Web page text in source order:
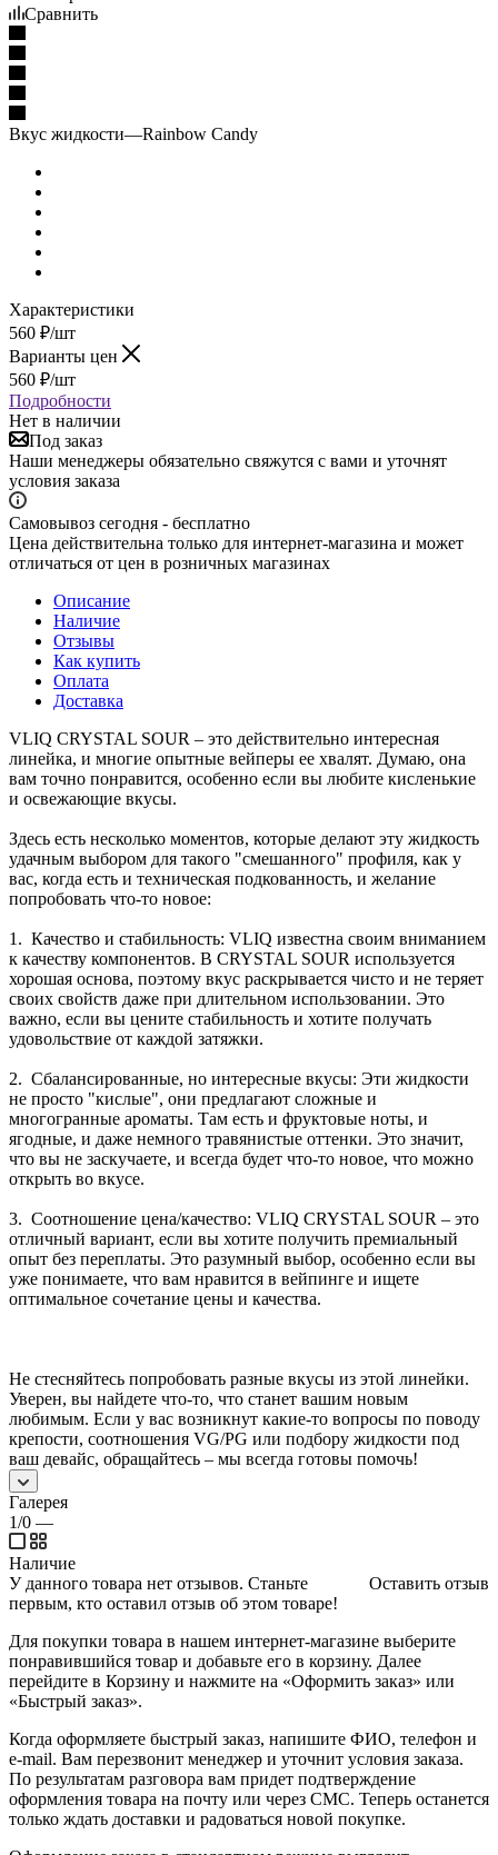
Сравнить
Вкус жидкости—Rainbow Candy
Характеристики
560 ₽/шт
Варианты цен
560 ₽/шт
Подробности
Нет в наличии
Под заказ
Наши менеджеры обязательно свяжутся с вами и уточнят
условия заказа
Самовывоз сегодня - бесплатно
Цена действительна только для интернет-магазина и может
отличаться от цен в розничных магазинах
Описание
Наличие
Отзывы
Как купить
Оплата
Доставка
VLIQ CRYSTAL SOUR – это действительно интересная
линейка, и многие опытные вейперы ее хвалят. Думаю, она
вам точно понравится, особенно если вы любите кисленькие
и освежающие вкусы.
Здесь есть несколько моментов, которые делают эту жидкость
удачным выбором для такого "смешанного" профиля, как у
вас, когда есть и техническая подкованность, и желание
попробовать что-то новое:
1. Качество и стабильность: VLIQ известна своим вниманием
к качеству компонентов. В CRYSTAL SOUR используется
хорошая основа, поэтому вкус раскрывается чисто и не теряет
своих свойств даже при длительном использовании. Это
важно, если вы цените стабильность и хотите получать
удовольствие от каждой затяжки.
2. Сбалансированные, но интересные вкусы: Эти жидкости
не просто "кислые", они предлагают сложные и
многогранные ароматы. Там есть и фруктовые ноты, и
ягодные, и даже немного травянистые оттенки. Это значит,
что вы не заскучаете, и всегда будет что-то новое, что можно
открыть во вкусе.
3. Соотношение цена/качество: VLIQ CRYSTAL SOUR – это
отличный вариант, если вы хотите получить премиальный
опыт без переплаты. Это разумный выбор, особенно если вы
уже понимаете, что вам нравится в вейпинге и ищете
оптимальное сочетание цены и качества.
Не стесняйтесь попробовать разные вкусы из этой линейки.
Уверен, вы найдете что-то, что станет вашим новым
любимым. Если у вас возникнут какие-то вопросы по поводу
крепости, соотношения VG/PG или подбору жидкости под
ваш девайс, обращайтесь – мы всегда готовы помочь!
Галерея
1/0 —
Наличие
Оставить отзыв
У данного товара нет отзывов. Станьте
первым, кто оставил отзыв об этом товаре!
Для покупки товара в нашем интернет-магазине выберите
понравившийся товар и добавьте его в корзину. Далее
перейдите в Корзину и нажмите на «Оформить заказ» или
«Быстрый заказ».
Когда оформляете быстрый заказ, напишите ФИО, телефон и
e-mail. Вам перезвонит менеджер и уточнит условия заказа.
По результатам разговора вам придет подтверждение
оформления товара на почту или через СМС. Теперь останется
только ждать доставки и радоваться новой покупке.